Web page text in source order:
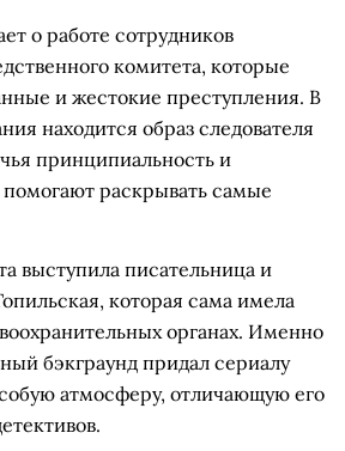
о работе сотрудников
комитета, которые
и жестокие преступления. В
находится образ следователя
принципиальность и
раскрывать самые
выступила писательница и
которая сама имела
органах. Именно
бэкграунд придал сериалу
атмосферу, отличающую его